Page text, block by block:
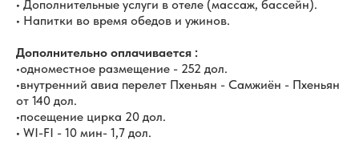
• Дополнительные услуги в отеле (массаж, бассейн).
• Напитки во время обедов и ужинов.
Дополнительно оплачивается :
•одноместное размещение - 252 дол.
•внутренний авиа перелет Пхеньян - Самжиён - Пхеньян
от 140 дол.
•посещение цирка 20 дол.
• WI-FI - 10 мин- 1,7 дол.